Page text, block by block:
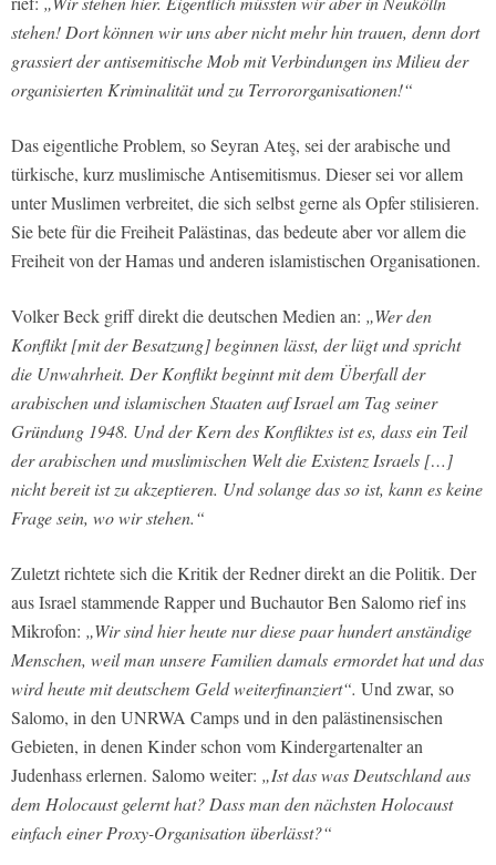
stehen! Dort können wir uns aber nicht mehr hin trauen, denn dort
grassiert der antisemitische Mob mit Verbindungen ins Milieu der
organisierten Kriminalität und zu Terrororganisationen!“
Das eigentliche Problem, so Seyran Ateş, sei der arabische und
türkische, kurz muslimische Antisemitismus. Dieser sei vor allem
unter Muslimen verbreitet, die sich selbst gerne als Opfer stilisieren.
Sie bete für die Freiheit Palästinas, das bedeute aber vor allem die
Freiheit von der Hamas und anderen islamistischen Organisationen.
Volker Beck griff direkt die deutschen Medien an: „Wer den
Konflikt [mit der Besatzung] beginnen lässt, der lügt und spricht
die Unwahrheit. Der Konflikt beginnt mit dem Überfall der
arabischen und islamischen Staaten auf Israel am Tag seiner
Gründung 1948. Und der Kern des Konfliktes ist es, dass ein Teil
der arabischen und muslimischen Welt die Existenz Israels […]
nicht bereit ist zu akzeptieren. Und solange das so ist, kann es keine
Frage sein, wo wir stehen.“
Zuletzt richtete sich die Kritik der Redner direkt an die Politik. Der
aus Israel stammende Rapper und Buchautor Ben Salomo rief ins
Mikrofon: „Wir sind hier heute nur diese paar hundert anständige
Menschen, weil man unsere Familien damals ermordet hat und das
wird heute mit deutschem Geld weiterfinanziert“. Und zwar, so
Salomo, in den UNRWA Camps und in den palästinensischen
Gebieten, in denen Kinder schon vom Kindergartenalter an
Judenhass erlernen. Salomo weiter: „Ist das was Deutschland aus
dem Holocaust gelernt hat? Dass man den nächsten Holocaust
einfach einer Proxy-Organisation überlässt?“